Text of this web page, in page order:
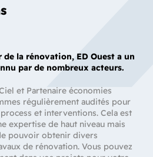
de la rénovation, ED Ouest a un
par de nombreux acteurs.
et Partenaire économies
régulièrement audités pour
et interventions. Cela est
expertise de haut niveau mais
pouvoir obtenir divers
de rénovation. Vous pouvez